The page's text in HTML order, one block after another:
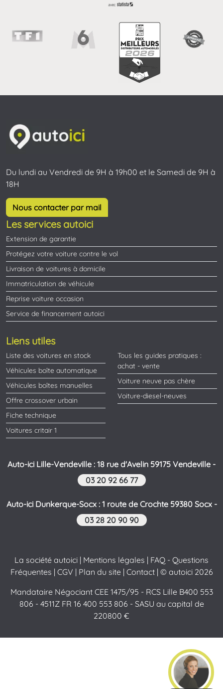
Du lundi au Vendredi de 9H à 19h00 et le Samedi de 9H à
18H
Nous contacter par mail
Les services autoici
Extension de garantie
Protégez votre voiture contre le vol
Livraison de voitures à domicile
Immatriculation de véhicule
Reprise voiture occasion
Service de financement autoici
Liens utiles
Liste des voitures en stock
Véhicules boîte automatique
Véhicules boîtes manuelles
Offre crossover urbain
Fiche technique
Voitures critair 1
Tous les guides pratiques :
achat - vente
Voiture neuve pas chère
Voiture-diesel-neuves
Auto-ici Lille-Vendeville : 18 rue d'Avelin 59175 Vendeville -
03 20 92 66 77
Auto-ici Dunkerque-Socx : 1 route de Crochte 59380 Socx -
03 28 20 90 90
La société autoici | Mentions légales | FAQ - Questions
Fréquentes | CGV | Plan du site| Contact| © autoici 2026
Mandataire Négociant CEE 1475/95 - RCS Lille B400 553
806 - 4511Z FR 16 400 553 806 - SASU au capital de
220800 €